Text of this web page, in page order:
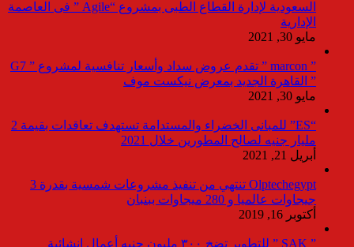
السعودية لإدارة القطاع الطبى بمشروع “Agile ” فى العاصمة
الإدارية
مايو 30, 2021
” marcon ” تقدم عروض سداد وأسعار تنافسية لمشروع ” G7
” القاهرة الجديد بمعرض نيكست موف
مايو 30, 2021
“ES” للمبانى الخضراء والمستدامة تستهدف تعاقدات بقيمة 2
مليار جنيه لصالح المطورين خلال 2021
أبريل 21, 2021
Olptechegypt تنتهي من تنفيذ مشروعات شمسية بقدرة 3
جيجاوات عالميا و 280 ميجاوات ببنبان
أكتوبر 16, 2019
” SAK ” للتطوير تضخ ٣٠٠ مليون جنيه أعمال انشائية